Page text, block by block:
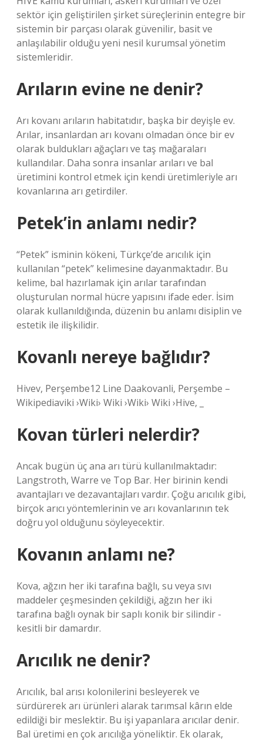
sektör için geliştirilen şirket süreçlerinin entegre bir
sistemin bir parçası olarak güvenilir, basit ve
anlaşılabilir olduğu yeni nesil kurumsal yönetim
sistemleridir.
Arıların evine ne denir?
Arı kovanı arıların habitatıdır, başka bir deyişle ev.
Arılar, insanlardan arı kovanı olmadan önce bir ev
olarak buldukları ağaçları ve taş mağaraları
kullandılar. Daha sonra insanlar arıları ve bal
üretimini kontrol etmek için kendi üretimleriyle arı
kovanlarına arı getirdiler.
Petek’in anlamı nedir?
“Petek” isminin kökeni, Türkçe’de arıcılık için
kullanılan “petek” kelimesine dayanmaktadır. Bu
kelime, bal hazırlamak için arılar tarafından
oluşturulan normal hücre yapısını ifade eder. İsim
olarak kullanıldığında, düzenin bu anlamı disiplin ve
estetik ile ilişkilidir.
Kovanlı nereye bağlıdır?
Hivev, Perşembe12 Line Daakovanli, Perşembe –
Wikipediaviki ›Wiki› Wiki ›Wiki› Wiki ›Hive, _
Kovan türleri nelerdir?
Ancak bugün üç ana arı türü kullanılmaktadır:
Langstroth, Warre ve Top Bar. Her birinin kendi
avantajları ve dezavantajları vardır. Çoğu arıcılık gibi,
birçok arıcı yöntemlerinin ve arı kovanlarının tek
doğru yol olduğunu söyleyecektir.
Kovanın anlamı ne?
Kova, ağzın her iki tarafına bağlı, su veya sıvı
maddeler çeşmesinden çekildiği, ağzın her iki
tarafına bağlı oynak bir saplı konik bir silindir -
kesitli bir damardır.
Arıcılık ne denir?
Arıcılık, bal arısı kolonilerini besleyerek ve
sürdürerek arı ürünleri alarak tarımsal kârın elde
edildiği bir meslektir. Bu işi yapanlara arıcılar denir.
Bal üretimi en çok arıcılığa yöneliktir. Ek olarak,